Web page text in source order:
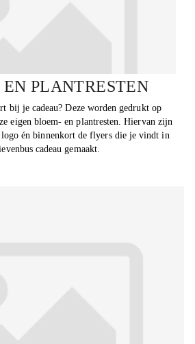
PLANTRESTEN
bij je cadeau? Deze worden gedrukt op
eigen bloem- en plantresten. Hiervan zijn
én binnenkort de flyers die je vindt in
cadeau gemaakt.